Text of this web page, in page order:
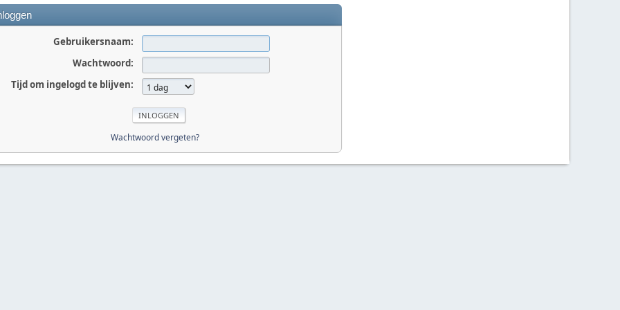
Gebruikersnaam:
Wachtwoord:
Tijd om ingelogd te blijven:
Wachtwoord vergeten?